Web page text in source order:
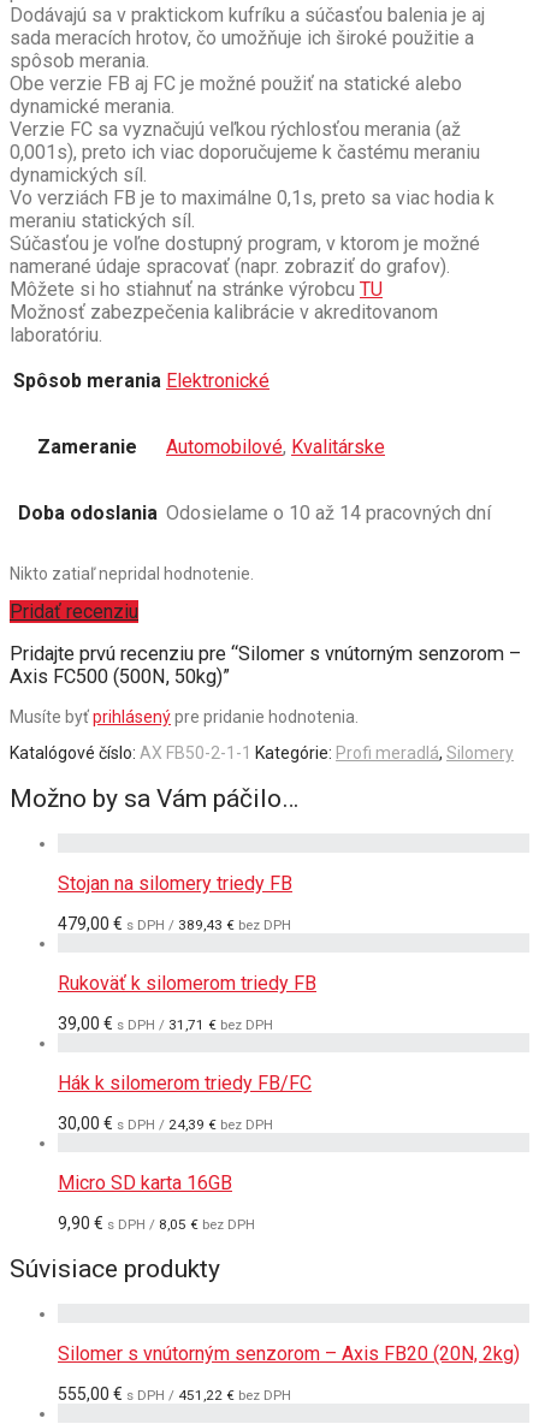
Dodávajú sa v praktickom kufríku a súčasťou balenia je aj
sada meracích hrotov, čo umožňuje ich široké použitie a
spôsob merania.
Obe verzie FB aj FC je možné použiť na statické alebo
dynamické merania.
Verzie FC sa vyznačujú veľkou rýchlosťou merania (až
0,001s), preto ich viac doporučujeme k častému meraniu
dynamických síl.
Vo verziách FB je to maximálne 0,1s, preto sa viac hodia k
meraniu statických síl.
Súčasťou je voľne dostupný program, v ktorom je možné
namerané údaje spracovať (napr. zobraziť do grafov).
Môžete si ho stiahnuť na stránke výrobcu TU
Možnosť zabezpečenia kalibrácie v akreditovanom
laboratóriu.
Spôsob merania Elektronické
Zameranie Automobilové, Kvalitárske
Doba odoslania Odosielame o 10 až 14 pracovných dní
Nikto zatiaľ nepridal hodnotenie.
Pridať recenziu
Pridajte prvú recenziu pre “Silomer s vnútorným senzorom –
Axis FC500 (500N, 50kg)”
Musíte byťprihlásenýpre pridanie hodnotenia.
Katalógové číslo: AX FB50-2-1-1 Kategórie: Profi meradlá, Silomery
Možno by sa Vám páčilo…
Stojan na silomery triedy FB
479,00 € s DPH / 389,43 € bez DPH
Rukoväť k silomerom triedy FB
39,00 € s DPH / 31,71 € bez DPH
Hák k silomerom triedy FB/FC
30,00 € s DPH / 24,39 € bez DPH
Micro SD karta 16GB
9,90 € s DPH / 8,05 € bez DPH
Súvisiace produkty
Silomer s vnútorným senzorom – Axis FB20 (20N, 2kg)
555,00 € s DPH / 451,22 € bez DPH